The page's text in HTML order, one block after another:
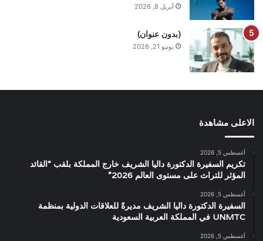
أبريل 8, 2026
(بدون عنوان)
يونيو 21, 2026
الاعلى مشاهدة
أغسطس 5, 2026
تكريم السفيرة الدكتورة داليا الشريف خارج المملكة بلقب “القائد
المؤثر للتراث على مستوى العالم 2026”
أغسطس 5, 2026
السفيرة الدكتورة داليا الشريف مديرةً للعلاقات الدولية بمنظمة
UNMTC في المملكة العربية السعودية
أغسطس 5, 2026